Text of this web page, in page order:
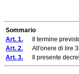
Sommario
Art. 1. Il termine previsto
Art. 2. All'onere di lire 33
Art. 3. Il presente